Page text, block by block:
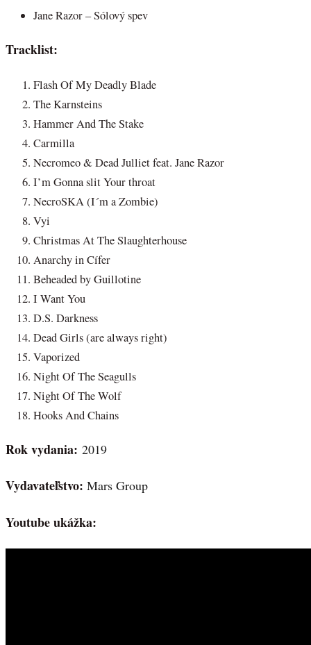
Jane Razor – Sólový spev
Tracklist:
Flash Of My Deadly Blade
The Karnsteins
Hammer And The Stake
Carmilla
Necromeo & Dead Julliet feat. Jane Razor
I’m Gonna slit Your throat
NecroSKA (I´m a Zombie)
Vyi
Christmas At The Slaughterhouse
Anarchy in Cífer
Beheaded by Guillotine
I Want You
D.S. Darkness
Dead Girls (are always right)
Vaporized
Night Of The Seagulls
Night Of The Wolf
Hooks And Chains
Rok vydania: 2019
Vydavateľstvo: Mars Group
Youtube ukážka: